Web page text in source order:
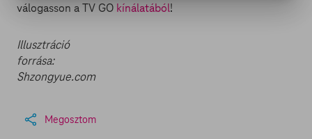
válogasson a TV GO kínálatából!
Illusztráció
forrása:
Shzongyue.com
Megosztom